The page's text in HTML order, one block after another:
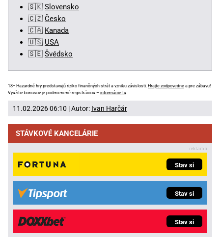
🇸🇰 Slovensko
🇨🇿 Česko
🇨🇦 Kanada
🇺🇸 USA
🇸🇪 Švédsko
18+ Hazardné hry predstavujú riziko finančných strát a vzniku závislosti. Hrajte zodpovedne a pre zábavu!
Využitie bonusov je podmienené registráciou – informácie tu
11.02.2026 06:10 | Autor: Ivan Harčár
STÁVKOVÉ KANCELÁRIE
Stav si
Stav si
Stav si